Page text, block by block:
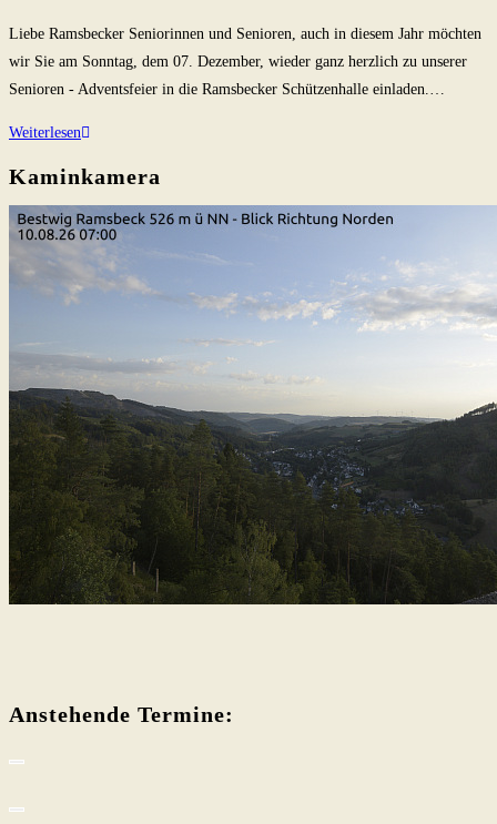
Liebe Ramsbecker Seniorinnen und Senioren, auch in diesem Jahr möchten
wir Sie am Sonntag, dem 07. Dezember, wieder ganz herzlich zu unserer
Senioren - Adventsfeier in die Ramsbecker Schützenhalle einladen.…
WeiterlesenSenioren
2025
Kaminkamera
Anstehende Termine: